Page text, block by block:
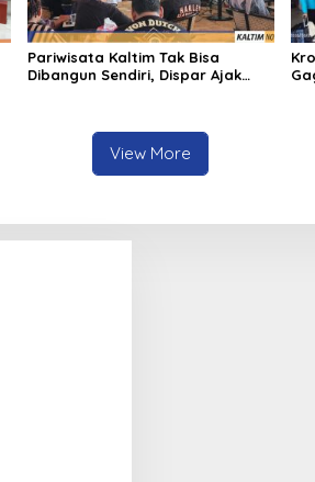
Pariwisata Kaltim Tak Bisa
Dibangun Sendiri, Dispar Ajak
View More